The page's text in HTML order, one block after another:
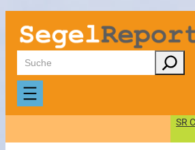
Zum
Inhalt
springen
Suchen
SR